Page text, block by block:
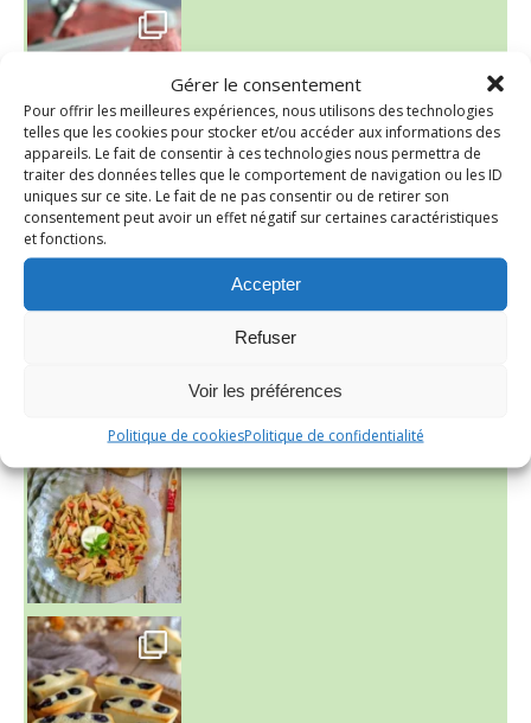
Gérer le consentement
Pour offrir les meilleures expériences, nous utilisons des technologies
telles que les cookies pour stocker et/ou accéder aux informations des
appareils. Le fait de consentir à ces technologies nous permettra de
traiter des données telles que le comportement de navigation ou les ID
uniques sur ce site. Le fait de ne pas consentir ou de retirer son
consentement peut avoir un effet négatif sur certaines caractéristiques
et fonctions.
Accepter
Refuser
Voir les préférences
Politique de cookiesPolitique de confidentialité
~ NICE CREAM À LA FRAISE ~
Presque un mois que
~ FINANCIERS MYRTILLES ET CITRON ~
Aujourd'hu